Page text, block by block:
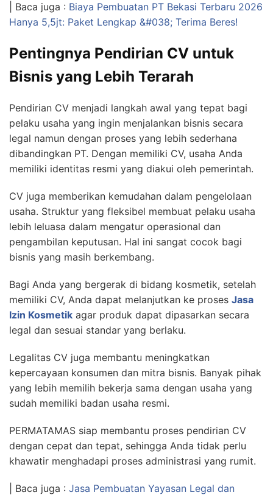
| Baca juga : Biaya Pembuatan PT Bekasi Terbaru 2026
Hanya 5,5jt: Paket Lengkap &#038; Terima Beres!
Pentingnya Pendirian CV untuk
Bisnis yang Lebih Terarah
Pendirian CV menjadi langkah awal yang tepat bagi
pelaku usaha yang ingin menjalankan bisnis secara
legal namun dengan proses yang lebih sederhana
dibandingkan PT. Dengan memiliki CV, usaha Anda
memiliki identitas resmi yang diakui oleh pemerintah.
CV juga memberikan kemudahan dalam pengelolaan
usaha. Struktur yang fleksibel membuat pelaku usaha
lebih leluasa dalam mengatur operasional dan
pengambilan keputusan. Hal ini sangat cocok bagi
bisnis yang masih berkembang.
Bagi Anda yang bergerak di bidang kosmetik, setelah
memiliki CV, Anda dapat melanjutkan ke proses Jasa
Izin Kosmetik agar produk dapat dipasarkan secara
legal dan sesuai standar yang berlaku.
Legalitas CV juga membantu meningkatkan
kepercayaan konsumen dan mitra bisnis. Banyak pihak
yang lebih memilih bekerja sama dengan usaha yang
sudah memiliki badan usaha resmi.
PERMATAMAS siap membantu proses pendirian CV
dengan cepat dan tepat, sehingga Anda tidak perlu
khawatir menghadapi proses administrasi yang rumit.
| Baca juga : Jasa Pembuatan Yayasan Legal dan